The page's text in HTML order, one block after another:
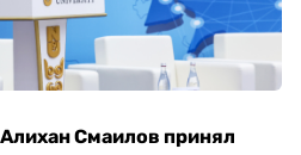
Смаилов принял